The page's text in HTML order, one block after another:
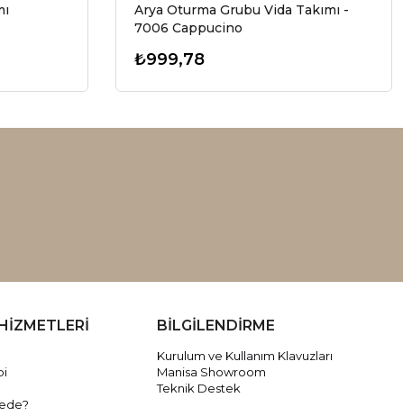
Arya Oturma Grubu Vida Takımı -
7006 Cappucino
₺999,78
BİLGİLENDİRME
Kurulum ve Kullanım Klavuzları
Manisa Showroom
Teknik Destek